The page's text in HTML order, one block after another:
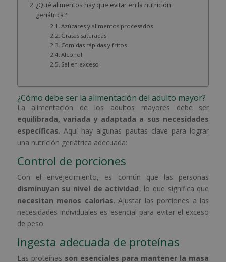
¿Qué alimentos hay que evitar en la nutrición
geriátrica?
Azúcares y alimentos procesados
Grasas saturadas
Comidas rápidas y fritos
Alcohol
Sal en exceso
¿Cómo debe ser la alimentación del adulto mayor?
La alimentación de los adultos mayores debe ser
equilibrada, variada y adaptada a sus necesidades
específicas. Aquí hay algunas pautas clave para lograr
una nutrición geriátrica adecuada:
Control de porciones
Con el envejecimiento, es común que las personas
disminuyan su nivel de actividad, lo que significa que
necesitan menos calorías. Ajustar las porciones a las
necesidades individuales es esencial para evitar el exceso
de peso.
Ingesta adecuada de proteínas
Las proteínas son esenciales para mantener la masa